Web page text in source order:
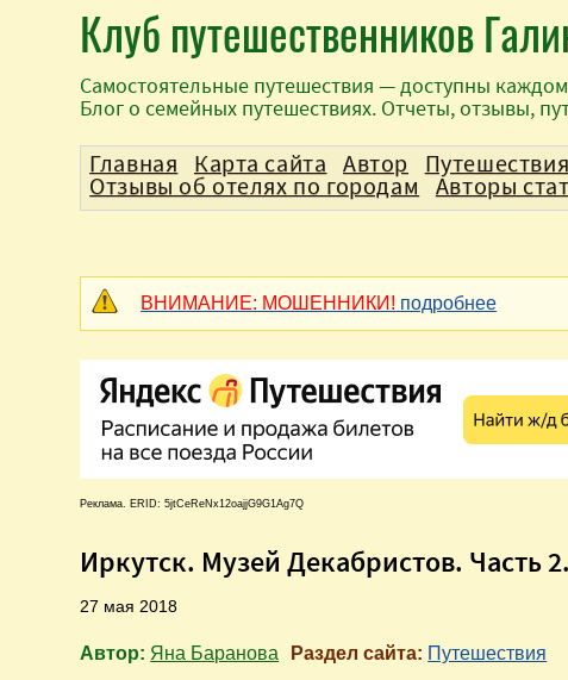
Клуб путешественников
Самостоятельные путешествия — доступны
Блог о семейных путешествиях. Отчеты, отзывы,
ВНИМАНИЕ: МОШЕННИКИ! подробнее
Реклама. ERID: 5jtCeReNx12oajjG9G1Ag7Q
Иркутск. Музей Декабристов. Часть
27 мая 2018
Автор: Яна Баранова Раздел сайта: Путешествия
Главная Карта сайта Автор Путешествия
Отзывы об отелях по городам Авторы